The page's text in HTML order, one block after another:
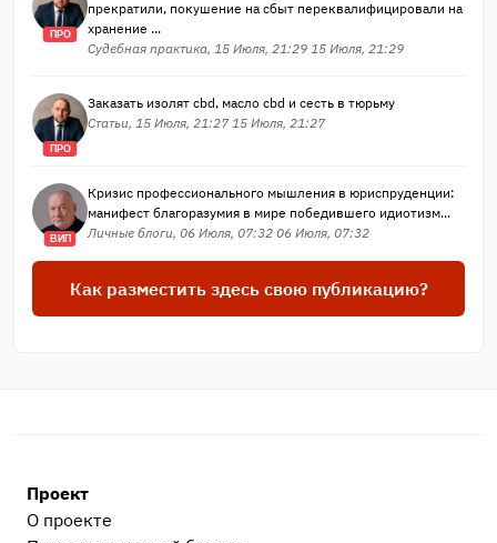
ПРО
прекратили, покушение на сбыт переквалифицировали на
хранение ...
Судебная практика, 15 Июля, 21:29 15 Июля, 21:29
ПРО
Заказать изолят cbd, масло cbd и сесть в тюрьму
Статьи, 15 Июля, 21:27 15 Июля, 21:27
ВИП
Кризис профессионального мышления в юриспруденции:
манифест благоразумия в мире победившего идиотизм...
Личные блоги, 06 Июля, 07:32 06 Июля, 07:32
Как разместить здесь свою публикацию?
Проект
О проекте